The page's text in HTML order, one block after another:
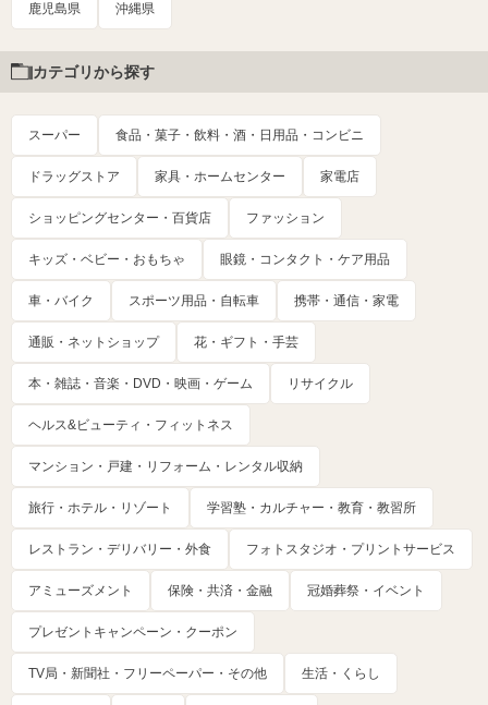
鹿児島県 沖縄県
カテゴリから探す
スーパー 食品・菓子・飲料・酒・日用品・コンビニ
ドラッグストア 家具・ホームセンター 家電店
ショッピングセンター・百貨店 ファッション
キッズ・ベビー・おもちゃ 眼鏡・コンタクト・ケア用品
車・バイク スポーツ用品・自転車 携帯・通信・家電
通販・ネットショップ 花・ギフト・手芸
本・雑誌・音楽・DVD・映画・ゲーム リサイクル
ヘルス&ビューティ・フィットネス
マンション・戸建・リフォーム・レンタル収納
旅行・ホテル・リゾート 学習塾・カルチャー・教育・教習所
レストラン・デリバリー・外食 フォトスタジオ・プリントサービス
アミューズメント 保険・共済・金融 冠婚葬祭・イベント
プレゼントキャンペーン・クーポン
TV局・新聞社・フリーペーパー・その他 生活・くらし